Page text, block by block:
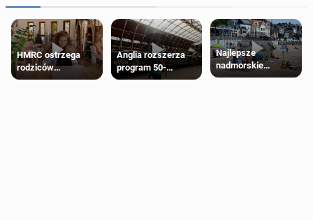
HMRC ostrzega
rodziców
pobierających Child
Anglia rozszerza
program 50-
procentowych
Najlepsze
nadmorskie
miasteczko blisko